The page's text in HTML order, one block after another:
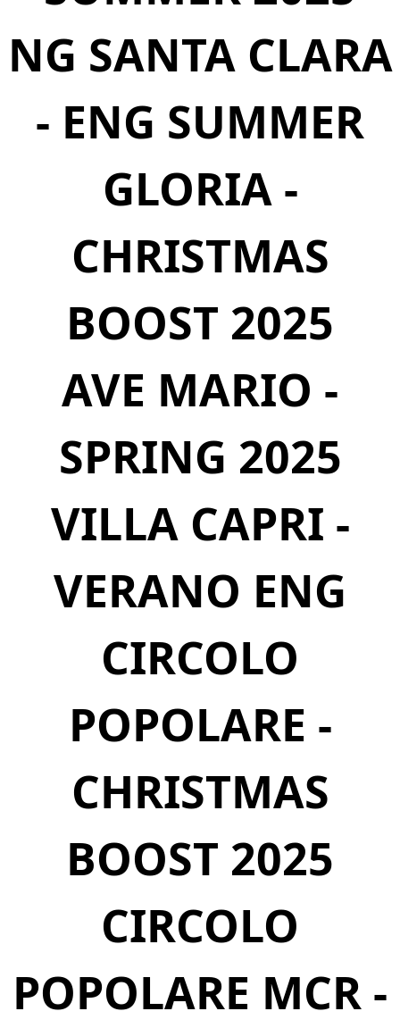
NG SANTA CLARA
- ENG SUMMER
GLORIA -
CHRISTMAS
BOOST 2025
AVE MARIO -
SPRING 2025
VILLA CAPRI -
VERANO ENG
CIRCOLO
POPOLARE -
CHRISTMAS
BOOST 2025
CIRCOLO
POPOLARE MCR -